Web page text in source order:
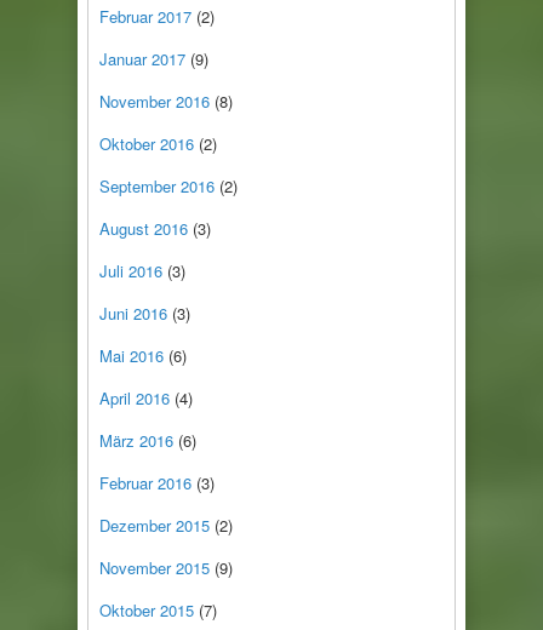
Februar 2017 (2)
Januar 2017 (9)
November 2016 (8)
Oktober 2016 (2)
September 2016 (2)
August 2016 (3)
Juli 2016 (3)
Juni 2016 (3)
Mai 2016 (6)
April 2016 (4)
März 2016 (6)
Februar 2016 (3)
Dezember 2015 (2)
November 2015 (9)
Oktober 2015 (7)